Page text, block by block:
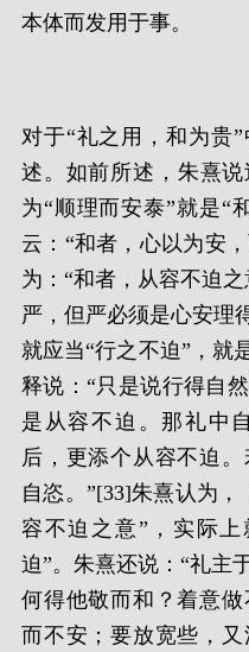
本体而发用于事。
对于“礼之用，和为贵
述。如前所述，朱熹
为“顺理而安泰”就是“
云：“和者，心以为安
为：“和者，从容不迫
严，但严必须是心安理
就应当“行之不迫”，就
释说：“只是说行得自
是从容不迫。那礼中
后，更添个从容不迫
自恣。”[33]朱熹认为
容不迫之意”，实际
迫”。朱熹还说：“礼主
何得他敬而和？着意
而不安；要放宽些，